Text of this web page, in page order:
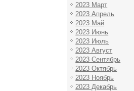
2023 Март
2023 Апрель
2023 Май
2023 Июнь
2023 Июль
2023 Август
2023 Сентябрь
2023 Октябрь
2023 Ноябрь
2023 Декабрь